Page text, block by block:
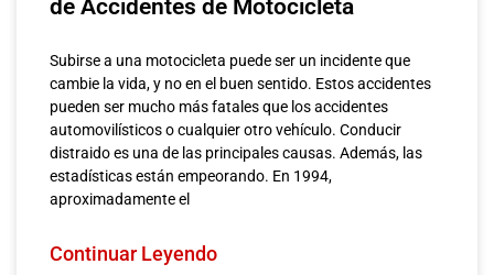
de Accidentes de Motocicleta
Subirse a una motocicleta puede ser un incidente que
cambie la vida, y no en el buen sentido. Estos accidentes
pueden ser mucho más fatales que los accidentes
automovilísticos o cualquier otro vehículo. Conducir
distraido es una de las principales causas. Además, las
estadísticas están empeorando. En 1994,
aproximadamente el
Continuar Leyendo